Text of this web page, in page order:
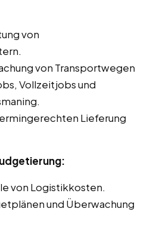
von
von Transportwegen
Vollzeitjobs und
Lieferung
von Logistikkosten.
und Überwachung